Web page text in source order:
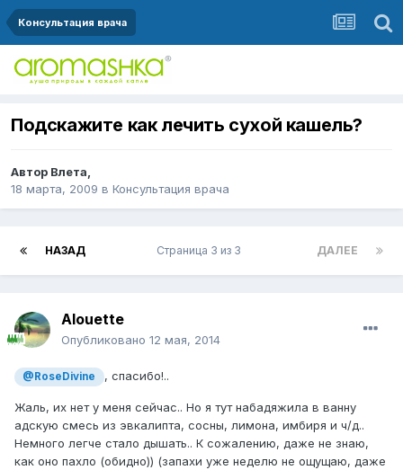
Консультация врача
Подскажите как лечить сухой кашель?
Автор Влета,
18 марта, 2009 в Консультация врача
НАЗАД ДАЛЕЕ
Страница 3 из 3
Alouette
Опубликовано 12 мая, 2014
@RoseDivine , спасибо!..
Жаль, их нет у меня сейчас.. Но я тут набадяжила в ванну
адскую смесь из эвкалипта, сосны, лимона, имбиря и ч/д..
Немного легче стало дышать.. К сожалению, даже не знаю,
как оно пахло (обидно)) (запахи уже неделю не ощущаю, даже